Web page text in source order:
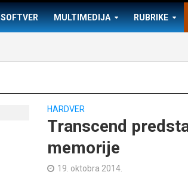
SOFTVER MULTIMEDIJA RUBRIKE
HARDVER
Transcend
memorije
19. oktobra 2014.